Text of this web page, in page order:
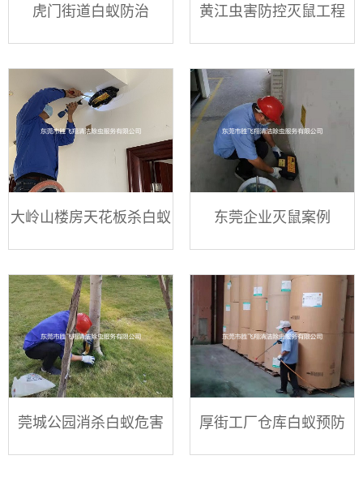
虎门街道白蚁防治 黄江虫害防控灭鼠工程
大岭山楼房天花板杀白蚁 东莞企业灭鼠案例
莞城公园消杀白蚁危害 厚街工厂仓库白蚁预防